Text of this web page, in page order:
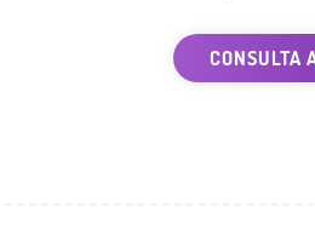
CONSULTA